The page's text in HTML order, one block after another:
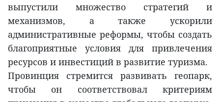
выпустили множество стратегий и
механизмов, а также ускорили
административные реформы, чтобы создать
благоприятные условия для привлечения
ресурсов и инвестиций в развитие туризма.
Провинция стремится развивать геопарк,
чтобы он соответствовал критериям